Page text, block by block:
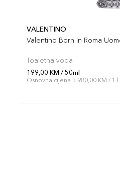
VALENTINO
Valentino Born In Roma
Toaletna voda
199,00 KM / 50ml
Osnovna cijena 3.980,00 KM / 1 l